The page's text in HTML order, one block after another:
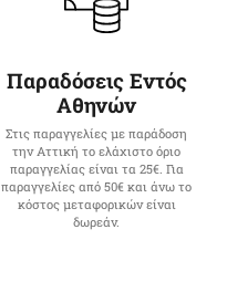
Παραδόσεις Εντός
Αθηνών
Στις παραγγελίες με παράδοση
την Αττική το ελάχιστο όριο
παραγγελίας είναι τα 25€. Για
παραγγελίες από 50€ και άνω το
κόστος μεταφορικών είναι
δωρεάν.